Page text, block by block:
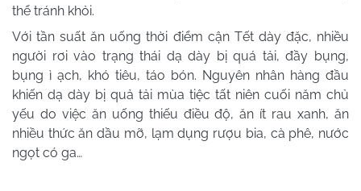
thể tránh khỏi.
Với tần suất ăn uống thời điểm cận Tết dày đặc, nhiều
người rơi vào trạng thái dạ dày bị quá tải, đầy bụng,
bụng ì ạch, khó tiêu, táo bón. Nguyên nhân hàng đầu
khiến dạ dày bị quả tải mùa tiệc tất niên cuối năm chủ
yếu do việc ăn uống thiếu điều độ, ăn ít rau xanh, ăn
nhiều thức ăn dầu mỡ, lạm dụng rượu bia, cà phê, nước
ngọt có ga…